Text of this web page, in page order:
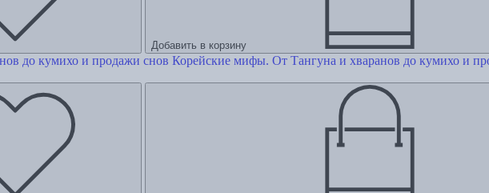
Добавить в корзину
Корейские мифы. От Тангуна и хваранов до кумихо и